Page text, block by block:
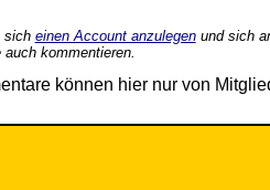
sich einen Account anzulegenund sich
auch kommentieren.
können hier nur von